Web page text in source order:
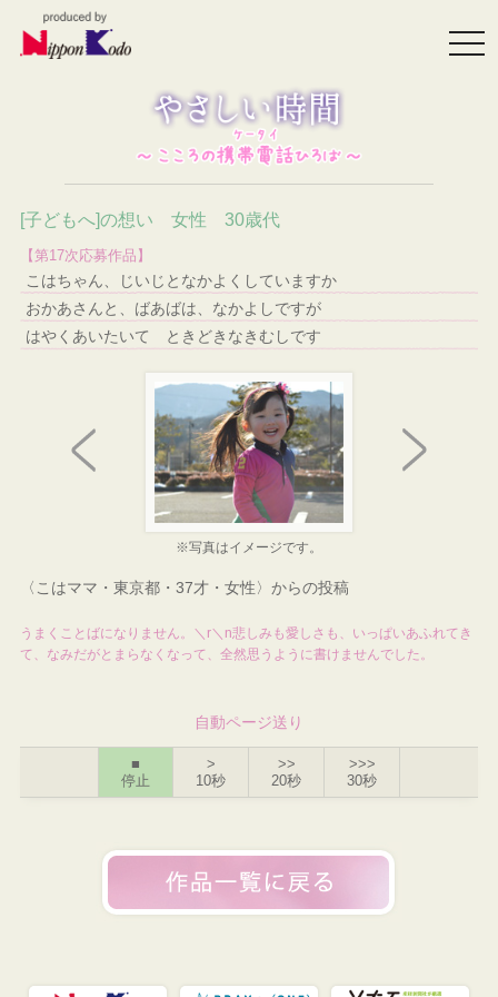
[子どもへ]の想い 女性 30歳代
【第17次応募作品】
こはちゃん、じいじとなかよくしていますか
おかあさんと、ばあばは、なかよしですが
はやくあいたいて ときどきなきむしです
※写真はイメージです。
〈こはママ・東京都・37才・女性〉からの投稿
うまくことばになりません。＼r＼n悲しみも愛しさも、いっぱいあふれてき
て、なみだがとまらなくなって、全然思うように書けませんでした。
自動ページ送り
■
停止
>
10秒
>>
20秒
>>>
30秒